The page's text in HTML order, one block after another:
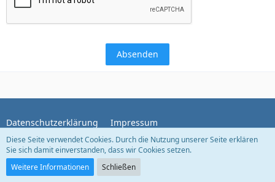
Datenschutzerklärung Impressum
Community-Software:
Diese Seite verwendet Cookies. Durch die Nutzung unserer Seite erklären
Sie sich damit einverstanden, dass wir Cookies setzen.
Weitere Informationen
Schließen